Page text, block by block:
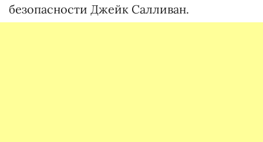
безопасности Джейк Салливан.